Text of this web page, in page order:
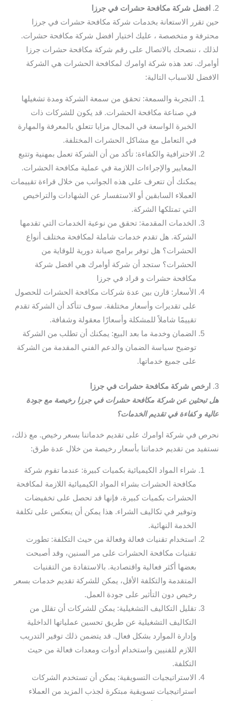
2.
افضل شركة مكافحة حشرات في جرزا
حين تقرر الاستعانة بخدمات شركة مكافحة حشرات في جرزا
محترفة و متخصصة ، عليك اختيار افضل شركة مكافحة حشرات.
لذلك ، ننصحك بالاتصال على رقم شركة مكافحة حشرات جرزا
أوامرك. تعد هذه شركة اوامرك لمكافحة الحشرات هي الشركة
الافضل للاسباب التالية:
التجربة والسمعة: تحقق من سمعة الشركة ومدة تشغيلها
في صناعة مكافحة الحشرات. قد يكون للشركات ذات
الخبرة الواسعة في المجال مزايا تتعلق بالمعرفة والمهارة
في التعامل مع مشاكل الحشرات المختلفة.
الاحترافية والكفاءة: تأكد من أن الشركة تعمل بمهنية وتتبع
المعايير والإجراءات اللازمة في عملية مكافحة الحشرات.
يمكنك أن تتعرف على هذه الجوانب من خلال قراءة تقييمات
العملاء السابقين أو الاستفسار عن الشهادات والتراخيص
التي تمتلكها الشركة.
الخدمات المقدمة: تحقق من نوعية الخدمات التي تقدمها
الشركة. هل تقدم خدمات شاملة لمكافحة مختلف أنواع
الحشرات؟ هل توفر برامج صيانة دورية للوقاية من
الحشرات؟ ستجد أن شركة أوامرك هي افضل شركة
مكافحة حشرات و قراد في جرزا
الأسعار: قارن بين عدة شركات مكافحة الحشرات للحصول
على تقديرات وأسعار مختلفة. سوف تتأكد أن الشركة تقدم
تقييمًا شاملاً للمشكلة وأسعارًا معقولة وشفافة.
الضمان وخدمة ما بعد البيع: يمكنك أن تطلب من الشركة
توضيح سياسة الضمان والدعم الفني المقدمة من الشركة
على جميع خدماتها.
3.
ارخص شركة مكافحة حشرات في جرزا
هل تبحثين عن شركة مكافحة حشرات في جرزا رخيصة مع جودة
عالية و كفاءة في تقديم الخدمات؟
نحرص في شركة اوامرك على تقديم خدماتنا بسعر رخيص. مع ذلك،
نستفيد من تقديم خدماتنا بأسعار رخيصة من خلال عدة طرق:
شراء المواد الكيميائية بكميات كبيرة: عندما تقوم شركة
مكافحة الحشرات بشراء المواد الكيميائية اللازمة لمكافحة
الحشرات بكميات كبيرة، فإنها قد تحصل على تخفيضات
وتوفير في تكاليف الشراء. هذا يمكن أن ينعكس على تكلفة
الخدمة النهائية.
استخدام تقنيات فعالة وفعالة من حيث التكلفة: تطورت
تقنيات مكافحة الحشرات على مر السنين، وقد أصبحت
بعضها أكثر فعالية واقتصادية. بالاستفادة من التقنيات
المتقدمة والتكلفة الأقل، يمكن للشركة تقديم خدمات بسعر
رخيص دون التأثير على جودة العمل.
تقليل التكاليف التشغيلية: يمكن للشركات أن تقلل من
التكاليف التشغيلية عن طريق تحسين عملياتها الداخلية
وإدارة الموارد بشكل فعال. قد يتضمن ذلك توفير التدريب
اللازم للفنيين واستخدام أدوات ومعدات فعالة من حيث
التكلفة.
الاستراتيجيات التسويقية: يمكن أن تستخدم الشركات
استراتيجيات تسويقية مبتكرة لجذب المزيد من العملاء